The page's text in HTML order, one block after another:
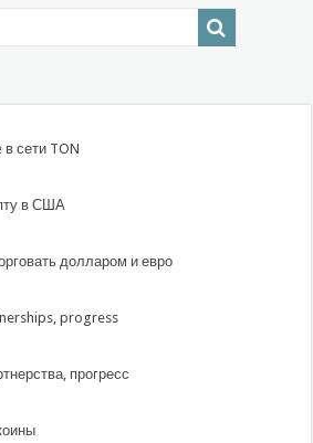
в сети TON
в США
долларом и евро
progress
прогресс